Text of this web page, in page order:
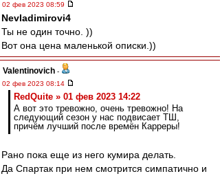
02 фев 2023 08:59
Nevladimirovi4
Ты не один точно. ))
Вот она цена маленькой описки.))
Valentinovich -
02 фев 2023 08:14
RedQuite » 01 фев 2023 14:22
А вот это тревожно, очень тревожно! На
следующий сезон у нас подвисает ТШ,
причём лучший после времён Карреры!
Рано пока еще из него кумира делать.
Да Спартак при нем смотрится симпатично и